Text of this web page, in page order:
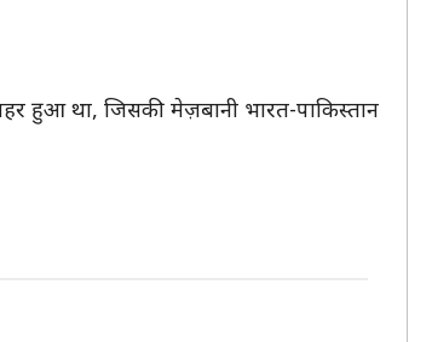
हुआ था, जिसकी मेज़बानी भारत-पाकिस्तान